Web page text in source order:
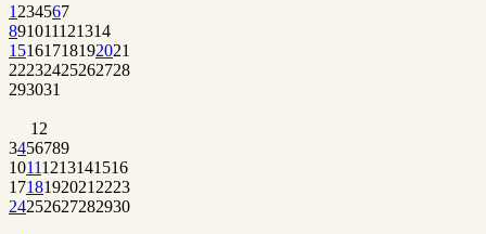
1 234567
891011121314
15161718192021
22232425262728
293031
1 2
3456789
10111213141516
1718192021 2223
24252627282930